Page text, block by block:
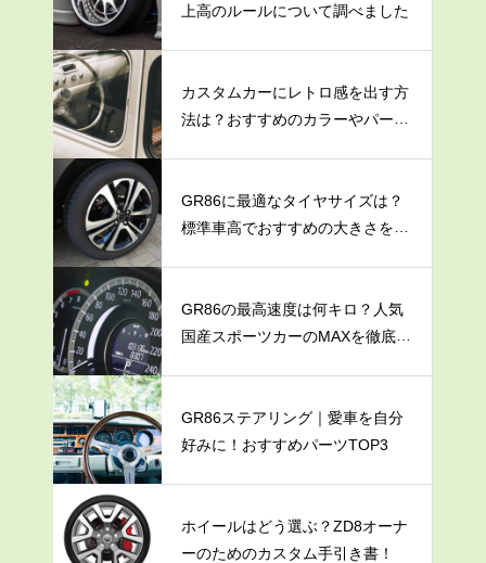
上高のルールについて調べました
カスタムカーにレトロ感を出す方
法は？おすすめのカラーやパーツ
GR86に最適なタイヤサイズは？
標準車高でおすすめの大きさを解
GR86の最高速度は何キロ？人気
国産スポーツカーのMAXを徹底調
GR86ステアリング｜愛車を自分
好みに！おすすめパーツTOP3
ホイールはどう選ぶ？ZD8オーナ
ーのためのカスタム手引き書！